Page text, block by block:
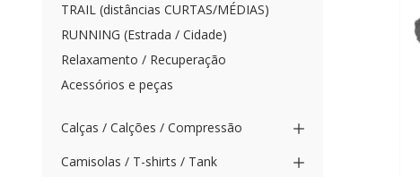
TRAIL (distâncias CURTAS/MÉDIAS)
RUNNING (Estrada / Cidade)
Relaxamento / Recuperação
Acessórios e peças
Calças / Calções / Compressão
Camisolas / T-shirts / Tank